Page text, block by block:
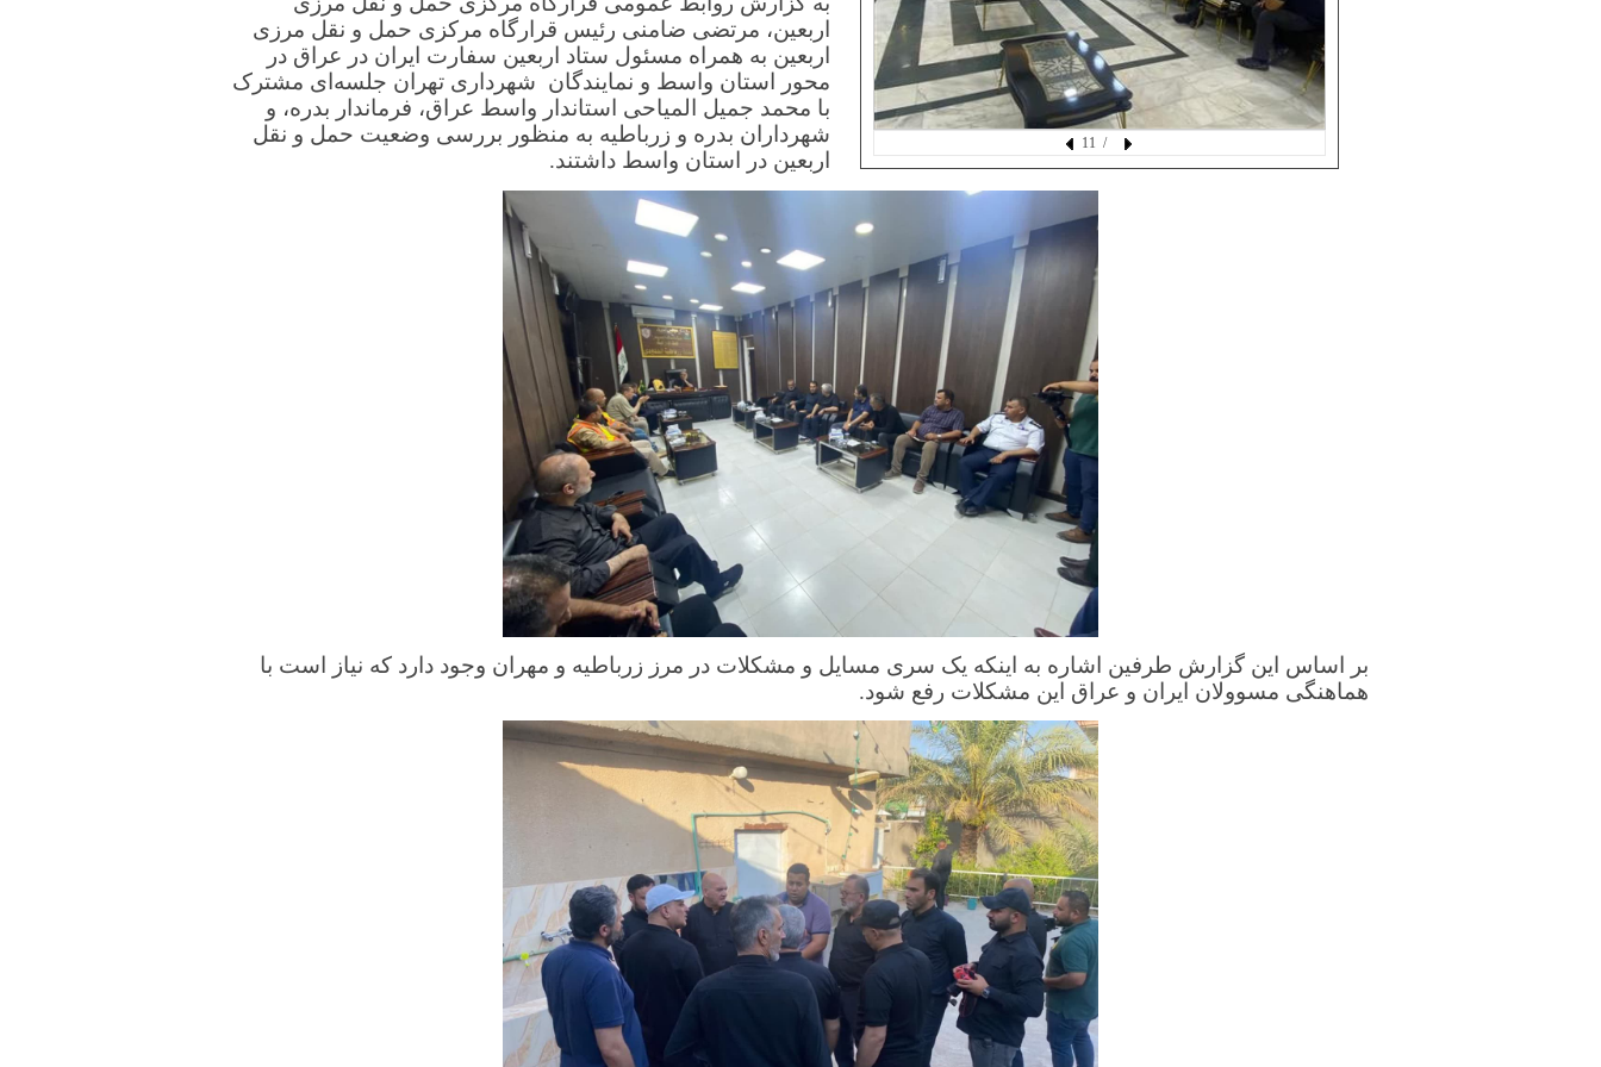
مدیرعامل کارشناس IT
کارشناس تجهیزات
کارشناس شبکه
کارشناس امنیت
کارپرداز
جمعدار اموال
خدمات
راننده / 11
اربعین، مرتضی ضامنی رئیس قرارگاه مرکزی حمل و نقل مرزی
اربعین به همراه مسئول ستاد اربعین سفارت ایران در عراق در
محور استان واسط و نمایندگان شهرداری تهران جلسه‌ای مشترک
با محمد جمیل المیاحی استاندار واسط عراق، فرماندار بدره، و
شهرداران بدره و زرباطیه به منظور بررسی وضعیت حمل و نقل
اربعین در استان واسط داشتند.
بر اساس این گزارش طرفین اشاره به اینکه یک سری مسایل و مشکلات در مرز زرباطیه و مهران وجود دارد که نیاز است با
هماهنگی مسوولان ایران و عراق این مشکلات رفع شود.